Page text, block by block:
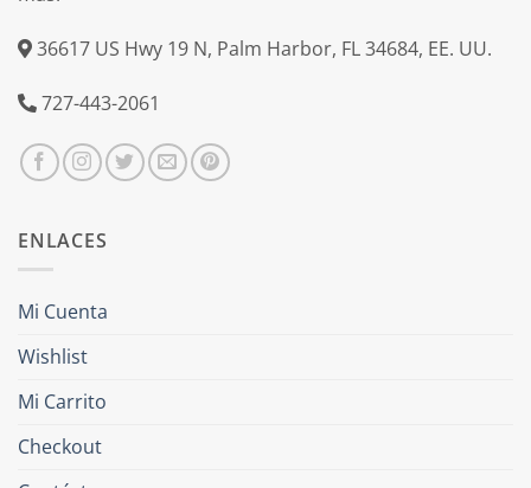
36617 US Hwy 19 N, Palm Harbor, FL 34684, EE. UU.
727-443-2061
ENLACES
Mi Cuenta
Wishlist
Mi Carrito
Checkout